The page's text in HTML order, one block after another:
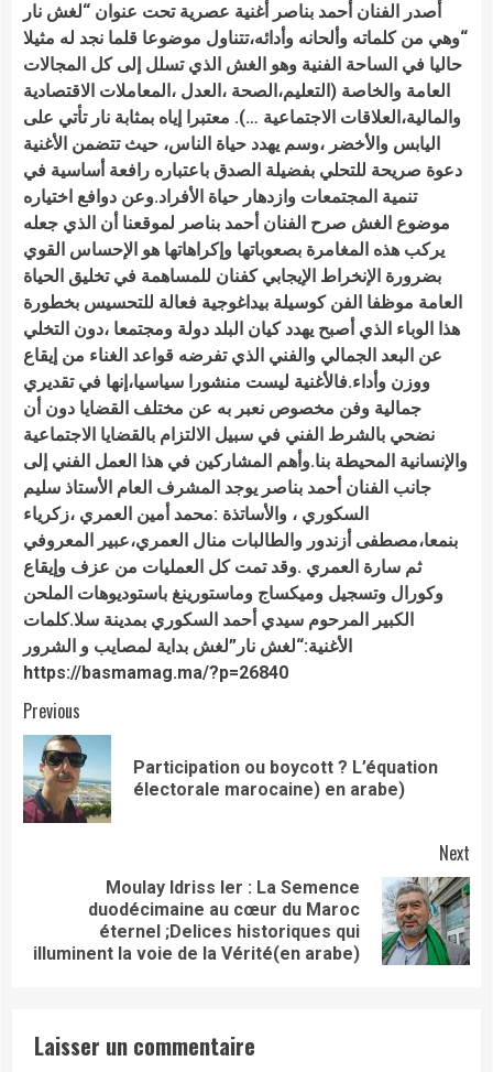
أصدر الفنان أحمد بناصر أغنية عصرية تحت عنوان “لغش نار
“وهي من كلماته وألحانه وأدائه،تتناول موضوعا قلما نجد له مثيلا
حاليا في الساحة الفنية وهو الغش الذي تسلل إلى كل المجالات
العامة والخاصة (التعليم،الصحة ،العدل ،المعاملات الاقتصادية
والمالية،العلاقات الاجتماعية …). معتبرا إياه بمثابة نار تأتي على
اليابس والأخضر ،وسم يهدد حياة الناس، حيث تتضمن الأغنية
دعوة صريحة للتحلي بفضيلة الصدق باعتباره رافعة أساسية في
تنمية المجتمعات وازدهار حياة الأفراد.وعن دوافع اختياره
موضوع الغش صرح الفنان أحمد بناصر لموقعنا أن الذي جعله
يركب هذه المغامرة بصعوباتها وإكراهاتها هو الإحساس القوي
بضرورة الإنخراط الإيجابي كفنان للمساهمة في تخليق الحياة
العامة موظفا الفن كوسيلة بيداغوجية فعالة للتحسيس بخطورة
هذا الوباء الذي أصبح يهدد كيان البلد دولة ومجتمعا ،دون التخلي
عن البعد الجمالي والفني الذي تفرضه قواعد الغناء من إيقاع
ووزن وأداء.فالأغنية ليست منشورا سياسيا،إنها في تقديري
جمالية وفن مخصوص نعبر به عن مختلف القضايا دون أن
نضحي بالشرط الفني في سبيل الالتزام بالقضايا الاجتماعية
والإنسانية المحيطة بنا.وأهم المشاركين في هذا العمل الفني إلى
جانب الفنان أحمد بناصر يوجد المشرف العام الأستاذ سليم
السكوري ، والأساتذة :محمد أمين العمري ،زكرياء
بنمعا،مصطفى أزندور والطالبات منال العمري،عبير المعروفي
ثم سارة العمري .وقد تمت كل العمليات من عزف وإيقاع
وكورال وتسجيل وميكساج وماستورينغ باستوديوهات الملحن
الكبير المرحوم سيدي أحمد السكوري بمدينة سلا.كلمات
الأغنية:“لغش نار”لغش بداية لمصايب و الشرور
https://basmamag.ma/?p=26840
Continue
Reading
Previous
Participation ou boycott ? L’équation
électorale marocaine) en arabe)
Next
post:
Moulay Idriss Ier : La Semence
duodécimaine au cœur du Maroc
éternel ;Delices historiques qui
illuminent la voie de la Vérité(en arabe)
Laisser un commentaire